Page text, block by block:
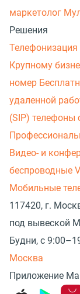
маркетолог
Решения
Крупному
номер
удаленной
(SIP) телефоны
Видео- и
беспроводные
Мобильные
117420, г.
под вывеской
Будни, с
Москва
Приложение